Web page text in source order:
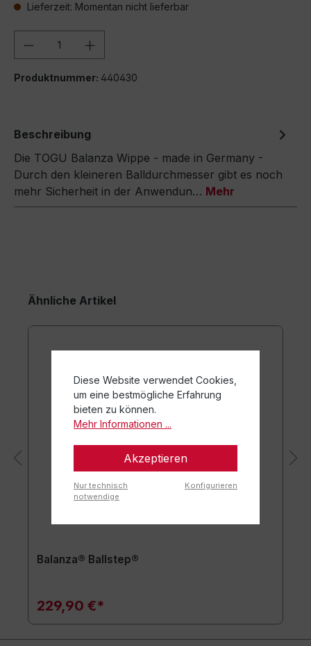
Lieferzeit: Momentan nicht lieferbar
Produkt Anzahl: Gib den
Produktnummer: 440430
Beschreibung
Die TOGU Balanza Wippe - made in Germany -
Durch den kleineren Balldurchmesser gibt es noch
mehr Sicherheit in der Anwendun… Mehr
Ähnliche Artikel
Balanza® Ballstep®
229,90 €*
Diese Website verwendet Cookies,
um eine bestmögliche Erfahrung
bieten zu können.
Mehr Informationen ...
Akzeptieren
Nur technisch
notwendige
Konfigurieren